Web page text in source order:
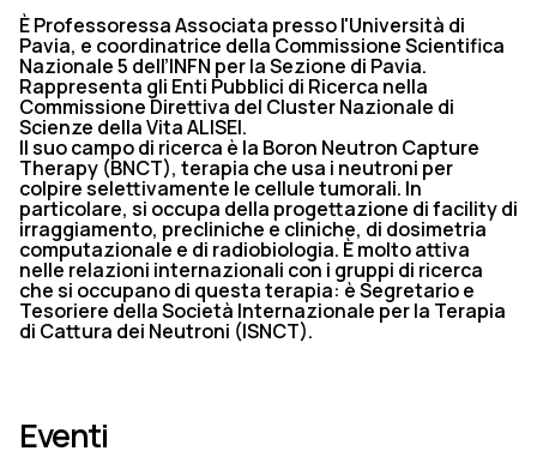
È Professoressa Associata presso l'Università di
Pavia, e coordinatrice della Commissione Scientifica
Nazionale 5 dell’INFN per la Sezione di Pavia.
Rappresenta gli Enti Pubblici di Ricerca nella
Commissione Direttiva del Cluster Nazionale di
Scienze della Vita ALISEI.
Il suo campo di ricerca è la Boron Neutron Capture
Therapy (BNCT), terapia che usa i neutroni per
colpire selettivamente le cellule tumorali. In
particolare, si occupa della progettazione di facility di
irraggiamento, precliniche e cliniche, di dosimetria
computazionale e di radiobiologia. È molto attiva
nelle relazioni internazionali con i gruppi di ricerca
che si occupano di questa terapia: è Segretario e
Tesoriere della Società Internazionale per la Terapia
di Cattura dei Neutroni (ISNCT).
Eventi